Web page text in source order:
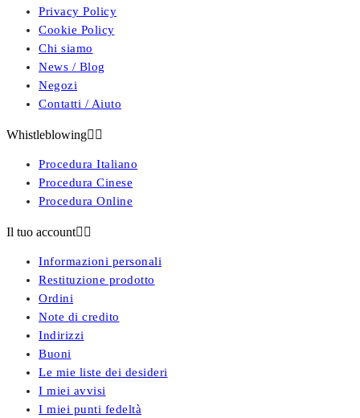
Privacy Policy
Cookie Policy
Chi siamo
News / Blog
Negozi
Contatti / Aiuto
Whistleblowing 
Procedura Italiano
Procedura Cinese
Procedura Online
Il tuo account 
Informazioni personali
Restituzione prodotto
Ordini
Note di credito
Indirizzi
Buoni
Le mie liste dei desideri
I miei avvisi
I miei punti fedeltà